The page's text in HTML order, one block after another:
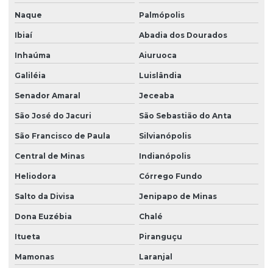
Naque Palmópolis
Ibiaí Abadia dos Dourados
Inhaúma Aiuruoca
Galiléia Luislândia
Senador Amaral Jeceaba
São José do Jacuri São Sebastião do Anta
São Francisco de Paula Silvianópolis
Central de Minas Indianópolis
Heliodora Córrego Fundo
Salto da Divisa Jenipapo de Minas
Dona Euzébia Chalé
Itueta Piranguçu
Mamonas Laranjal